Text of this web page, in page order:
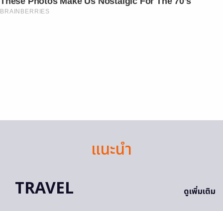
BRAINBERRIES
แนะนำ
TRAVEL
ดูเพิ่มเติม